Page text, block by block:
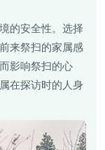
的安全性。选择
来祭扫的家属感
影响祭扫的心
在探访时的人身